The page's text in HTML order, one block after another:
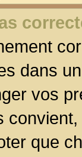
dans
vos
que